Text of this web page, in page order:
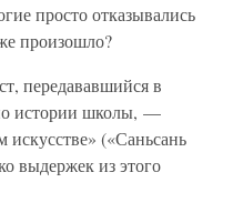
просто отказывались
произошло?
передававшийся в
истории школы, —
искусстве» («Саньсань
выдержек из этого